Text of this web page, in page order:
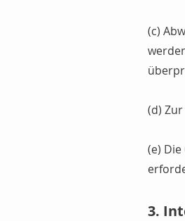
(c)
(d)
(e)
3.